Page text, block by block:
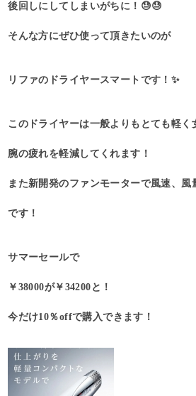
後回しにしてしまいがちに！😓😓
そんな方にぜひ使って頂きたいのが
リファのドライヤースマートです！✨️
このドライヤーは一般よりもとても軽く
腕の疲れを軽減してくれます！
また新開発のファンモーターで風速、
です！
サマーセールで
￥38000が￥34200と！
今だけ10％offで購入できます！